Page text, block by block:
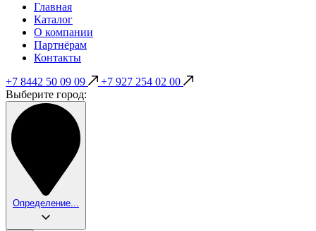
Главная
Каталог
О компании
Партнёрам
Контакты
+7 8442 50 09 09
+7 927 254 02 00
Выберите город:
Определение...